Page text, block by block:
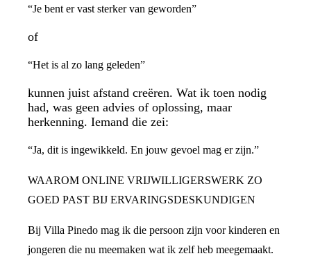
“Je bent er vast sterker van geworden”
of
“Het is al zo lang geleden”
kunnen juist afstand creëren. Wat ik toen nodig
had, was geen advies of oplossing, maar
herkenning. Iemand die zei:
“Ja, dit is ingewikkeld. En jouw gevoel mag er zijn.”
WAAROM ONLINE VRIJWILLIGERSWERK ZO
GOED PAST BIJ ERVARINGSDESKUNDIGEN
Bij Villa Pinedo mag ik die persoon zijn voor kinderen en
jongeren die nu meemaken wat ik zelf heb meegemaakt.